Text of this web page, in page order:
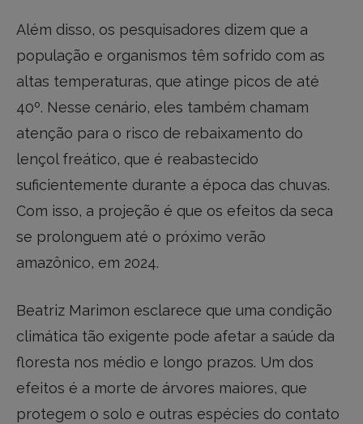
Além disso, os pesquisadores dizem que a
população e organismos têm sofrido com as
altas temperaturas, que atinge picos de até
40º. Nesse cenário, eles também chamam
atenção para o risco de rebaixamento do
lençol freático, que é reabastecido
suficientemente durante a época das chuvas.
Com isso, a projeção é que os efeitos da seca
se prolonguem até o próximo verão
amazônico, em 2024.
Beatriz Marimon esclarece que uma condição
climática tão exigente pode afetar a saúde da
floresta nos médio e longo prazos. Um dos
efeitos é a morte de árvores maiores, que
protegem o solo e outras espécies do contato